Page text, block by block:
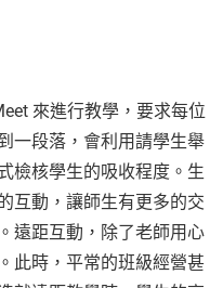
來進行教學，要求每位
一段落，會利用請學生舉
檢核學生的吸收程度。生
互動，讓師生有更多的交
遠距互動，除了老師用心
此時，平常的班級經營甚